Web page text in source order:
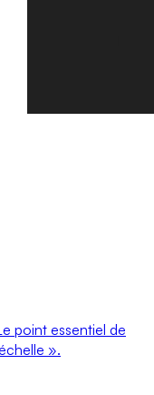
point essentiel de
».